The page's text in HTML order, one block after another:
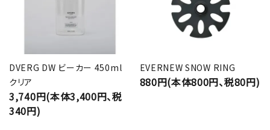
DVERG DW ビーカー 450ml
クリア
3,740円(本体3,400円、税
340円)
EVERNEW SNOW RING
880円(本体800円、税80円)